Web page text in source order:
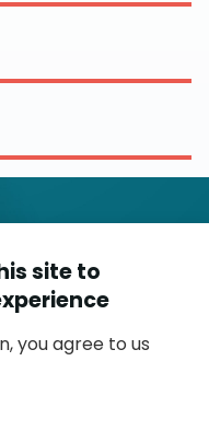
and Mobile
)
site to
you agree to us